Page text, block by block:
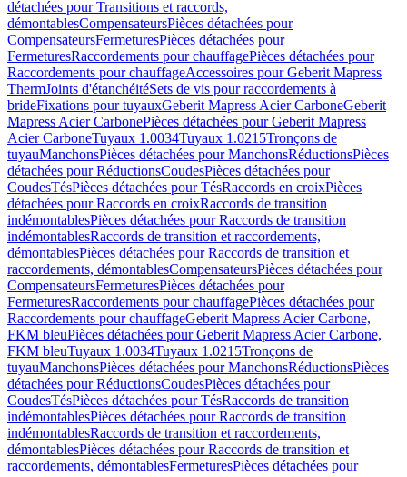
détachées pour Transitions et raccords,
démontablesCompensateursPièces détachées pour
CompensateursFermeturesPièces détachées pour
FermeturesRaccordements pour chauffagePièces détachées pour
Raccordements pour chauffageAccessoires pour Geberit Mapress
ThermJoints d'étanchéitéSets de vis pour raccordements à
brideFixations pour tuyauxGeberit Mapress Acier CarboneGeberit
Mapress Acier CarbonePièces détachées pour Geberit Mapress
Acier CarboneTuyaux 1.0034Tuyaux 1.0215Tronçons de
tuyauManchonsPièces détachées pour ManchonsRéductionsPièces
détachées pour RéductionsCoudesPièces détachées pour
CoudesTésPièces détachées pour TésRaccords en croixPièces
détachées pour Raccords en croixRaccords de transition
indémontablesPièces détachées pour Raccords de transition
indémontablesRaccords de transition et raccordements,
démontablesPièces détachées pour Raccords de transition et
raccordements, démontablesCompensateursPièces détachées pour
CompensateursFermeturesPièces détachées pour
FermeturesRaccordements pour chauffagePièces détachées pour
Raccordements pour chauffageGeberit Mapress Acier Carbone,
FKM bleuPièces détachées pour Geberit Mapress Acier Carbone,
FKM bleuTuyaux 1.0034Tuyaux 1.0215Tronçons de
tuyauManchonsPièces détachées pour ManchonsRéductionsPièces
détachées pour RéductionsCoudesPièces détachées pour
CoudesTésPièces détachées pour TésRaccords de transition
indémontablesPièces détachées pour Raccords de transition
indémontablesRaccords de transition et raccordements,
démontablesPièces détachées pour Raccords de transition et
raccordements, démontablesFermeturesPièces détachées pour